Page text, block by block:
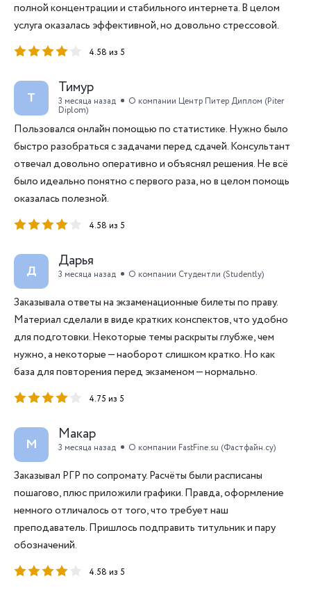
4.58 из 5
полной концентрации и стабильного интернета. В целом
услуга оказалась эффективной, но довольно стрессовой.
Т
Тимур
3 месяца назад О компании Центр Питер Диплом (Piter
Diplom)
4.58 из 5
Пользовался онлайн помощью по статистике. Нужно было
быстро разобраться с задачами перед сдачей. Консультант
отвечал довольно оперативно и объяснял решения. Не всё
было идеально понятно с первого раза, но в целом помощь
оказалась полезной.
Д
Дарья
3 месяца назад О компании Студентли (Studently)
4.75 из 5
Заказывала ответы на экзаменационные билеты по праву.
Материал сделали в виде кратких конспектов, что удобно
для подготовки. Некоторые темы раскрыты глубже, чем
нужно, а некоторые — наоборот слишком кратко. Но как
база для повторения перед экзаменом — нормально.
М
Макар
3 месяца назад О компании FastFine.su (Фастфайн.су)
4.58 из 5
Заказывал РГР по сопромату. Расчёты были расписаны
пошагово, плюс приложили графики. Правда, оформление
немного отличалось от того, что требует наш
преподаватель. Пришлось подправить титульник и пару
обозначений.